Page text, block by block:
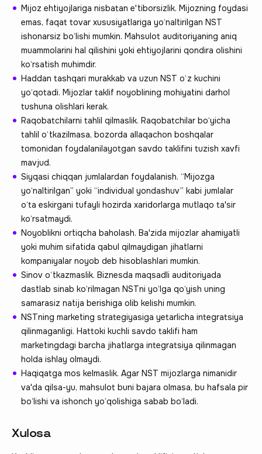
Mijoz ehtiyojlariga nisbatan e'tiborsizlik. Mijozning foydasi
emas, faqat tovar xususiyatlariga yo‘naltirilgan NST
ishonarsiz bo‘lishi mumkin. Mahsulot auditoriyaning aniq
muammolarini hal qilishini yoki ehtiyojlarini qondira olishini
ko‘rsatish muhimdir.
Haddan tashqari murakkab va uzun NST o‘z kuchini
yo‘qotadi. Mijozlar taklif noyoblining mohiyatini darhol
tushuna olishlari kerak.
Raqobatchilarni tahlil qilmaslik. Raqobatchilar bo‘yicha
tahlil o‘tkazilmasa, bozorda allaqachon boshqalar
tomonidan foydalanilayotgan savdo taklifini tuzish xavfi
mavjud.
Siyqasi chiqqan jumlalardan foydalanish. “Mijozga
yo‘naltirilgan” yoki “individual yondashuv” kabi jumlalar
o‘ta eskirgani tufayli hozirda xaridorlarga mutlaqo ta'sir
ko‘rsatmaydi.
Noyoblikni ortiqcha baholash. Ba'zida mijozlar ahamiyatli
yoki muhim sifatida qabul qilmaydigan jihatlarni
kompaniyalar noyob deb hisoblashlari mumkin.
Sinov o‘tkazmaslik. Biznesda maqsadli auditoriyada
dastlab sinab ko‘rilmagan NSTni yo‘lga qo‘yish uning
samarasiz natija berishiga olib kelishi mumkin.
NSTning marketing strategiyasiga yetarlicha integratsiya
qilinmaganligi. Hattoki kuchli savdo taklifi ham
marketingdagi barcha jihatlarga integratsiya qilinmagan
holda ishlay olmaydi.
Haqiqatga mos kelmaslik. Agar NST mijozlarga nimanidir
va'da qilsa-yu, mahsulot buni bajara olmasa, bu hafsala pir
bo‘lishi va ishonch yo‘qolishiga sabab bo‘ladi.
Xulosa